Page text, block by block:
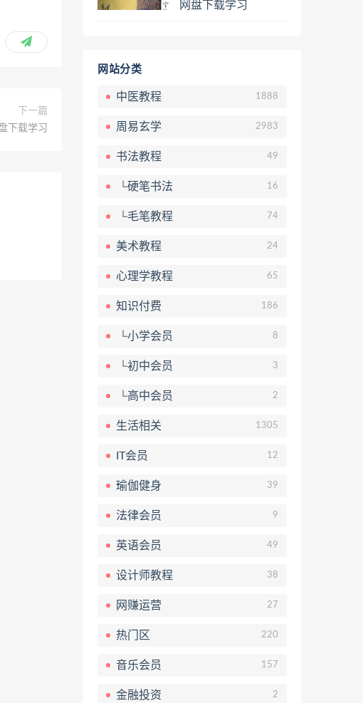
下一篇
下载学习
网盘共享群
网盘下载学习
网站分类
中医教程 1888
周易玄学 2983
书法教程 49
└硬笔书法 16
└毛笔教程 74
美术教程 24
心理学教程 65
知识付费 186
└小学会员 8
└初中会员 3
└高中会员 2
生活相关 1305
IT会员 12
瑜伽健身 39
法律会员 9
英语会员 49
设计师教程 38
网赚运营 27
热门区 220
音乐会员 157
金融投资 2